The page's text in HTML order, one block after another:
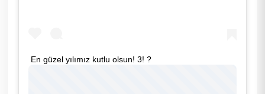
En güzel yılımız kutlu olsun! 3! ?